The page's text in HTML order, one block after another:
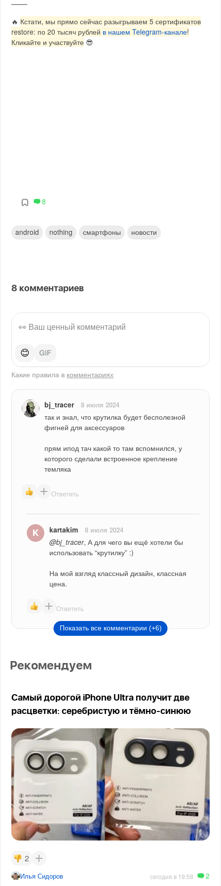
🔥 Кстати, мы прямо сейчас разыгрываем 5 сертификатов
restore: по 20 тысяч рублей в нашем Telegram-канале!
Кликайте и участвуйте 😎
8
android nothing смартфоны новости
8 комментариев
😊
Какие правила в комментариях
bj_tracer 8 июля 2024
так и знал, что крутилка будет бесполезной
фигней для аксессуаров
прям ипод тач какой то там вспомнился, у
которого сделали встроенное крепление
темляка
Ответить
kartakim 8 июля 2024
@bj_tracer, А для чего вы ещё хотели бы
использовать “крутилку” :)
На мой взгляд классный дизайн, классная
цена.
Ответить
Показать все комментарии (+6)
Рекомендуем
Самый дорогой iPhone Ultra получит две
расцветки: серебристую и тёмно-синюю
2
Илья Сидоров сегодня в 19:58 2